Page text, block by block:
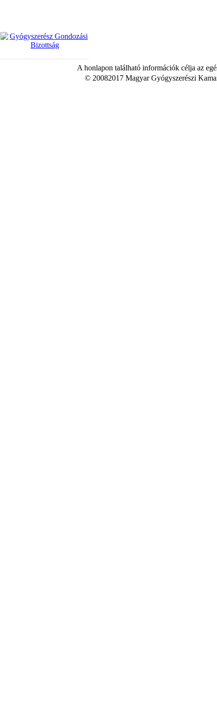
A honlapon található információk célja az
© 20082017 Magyar Gyógyszerészi